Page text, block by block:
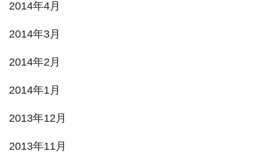
2014年4月
2014年3月
2014年2月
2014年1月
2013年12月
2013年11月